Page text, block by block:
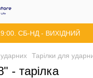
СБ-НД - ВИХІДНИЙ
Тарілки для
- тарілка